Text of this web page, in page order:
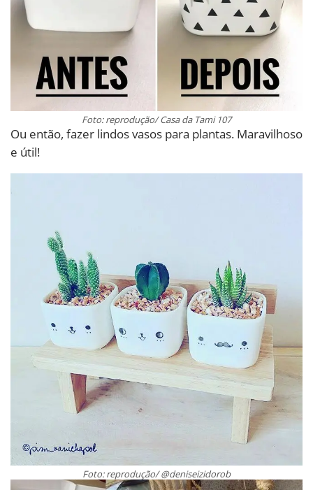
Foto: reprodução/ Casa da Tami 107
Ou então, fazer lindos vasos para plantas. Maravilhoso
e útil!
Foto: reprodução/ @deniseizidorob